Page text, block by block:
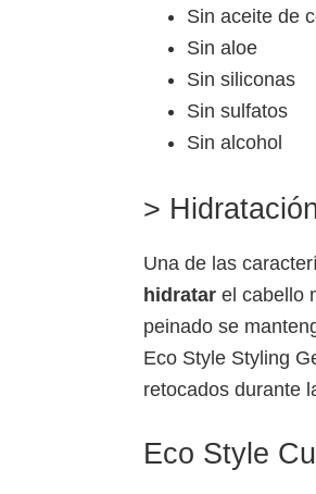
Sin aceite de
Sin aloe
Sin siliconas
Sin sulfatos
Sin alcohol
>
Una de las
hidratar el cabello
peinado se
Eco Style Styling
retocados durante
Eco Style